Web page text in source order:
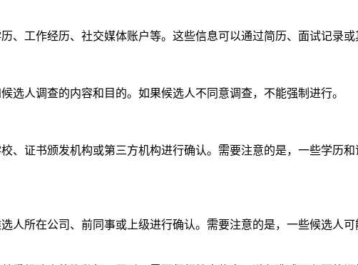
工作经历、社交媒体账户等。这些信息可以通过简历、面试记录或
人调查的内容和目的。如果候选人不同意调查，不能强制进行。
、证书颁发机构或第三方机构进行确认。需要注意的是，一些学历
人所在公司、前同事或上级进行确认。需要注意的是，一些候选人